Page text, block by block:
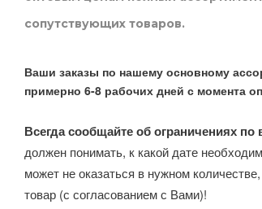
сопутствующих товаров.
Ваши заказы по нашему основному
примерно 6-8 рабочих дней с момента
Всегда сообщайте об ограничениях по
должен понимать, к какой дате
может не оказаться в нужном
товар (с согласованием с Вами)!